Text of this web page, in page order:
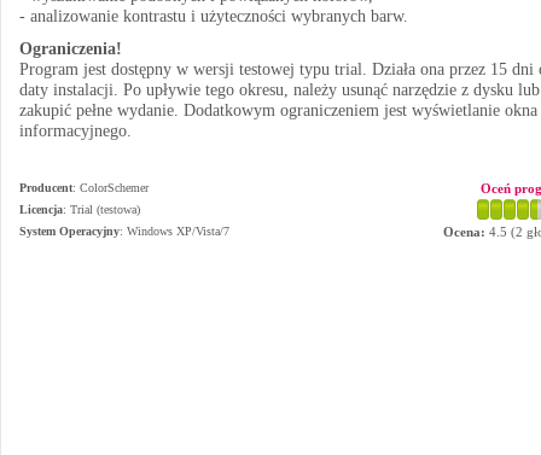
- analizowanie kontrastu i użyteczności wybranych barw.
Ograniczenia!
Program jest dostępny w wersji testowej typu trial. Działa ona przez 15 dni
daty instalacji. Po upływie tego okresu, należy usunąć narzędzie z dysku lub
zakupić pełne wydanie. Dodatkowym ograniczeniem jest wyświetlanie okna
informacyjnego.
Producent: ColorSchemer
Licencja: Trial (testowa)
System Operacyjny: Windows XP/Vista/7
Oceń
Ocena: 4.5 (2